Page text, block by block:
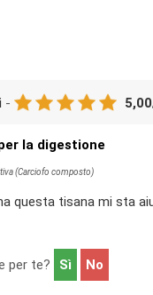
- 5,00
la digestione
(Carciofo composto)
questa tisana mi sta
per te? Sì No